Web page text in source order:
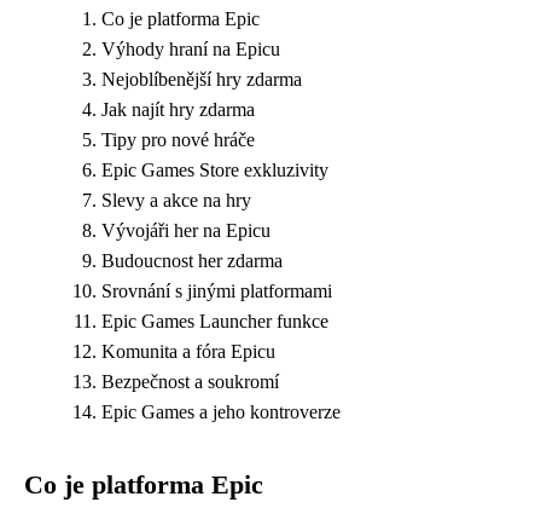
Co je platforma Epic
Výhody hraní na Epicu
Nejoblíbenější hry zdarma
Jak najít hry zdarma
Tipy pro nové hráče
Epic Games Store exkluzivity
Slevy a akce na hry
Vývojáři her na Epicu
Budoucnost her zdarma
Srovnání s jinými platformami
Epic Games Launcher funkce
Komunita a fóra Epicu
Bezpečnost a soukromí
Epic Games a jeho kontroverze
Co je platforma Epic